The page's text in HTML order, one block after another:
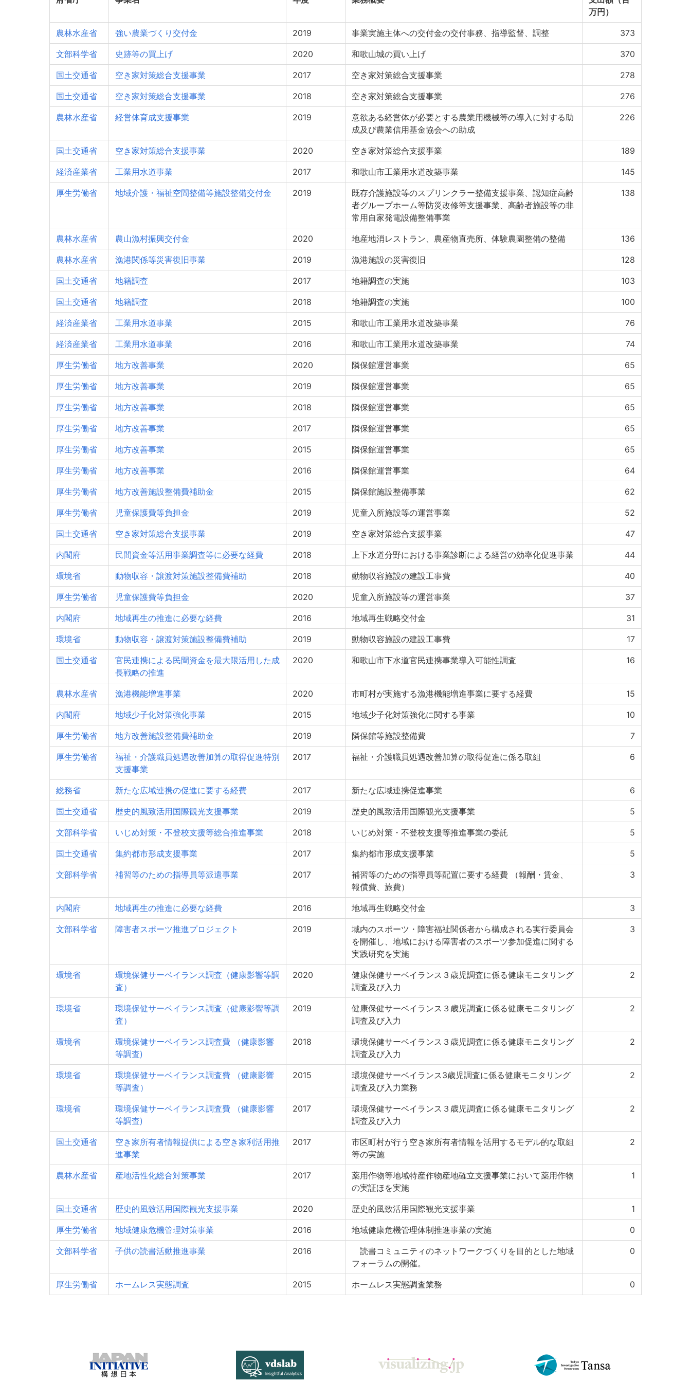
万円）
農林水産省 強い農業づくり交付金 2019 事業実施主体への交付金の交付事務、指導監督、調整 373
文部科学省 史跡等の買上げ 2020 和歌山城の買い上げ 370
国土交通省 空き家対策総合支援事業 2017 空き家対策総合支援事業 278
国土交通省 空き家対策総合支援事業 2018 空き家対策総合支援事業 276
農林水産省 経営体育成支援事業 2019
意欲ある経営体が必要とする農業用機械等の導入に対する助
成及び農業信用基金協会への助成
226
国土交通省 空き家対策総合支援事業 2020 空き家対策総合支援事業 189
経済産業省 工業用水道事業 2017 和歌山市工業用水道改築事業 145
厚生労働省 地域介護・福祉空間整備等施設整備交付金 2019
既存介護施設等のスプリンクラー整備支援事業、認知症高齢
者グループホーム等防災改修等支援事業、高齢者施設等の非
常用自家発電設備整備事業
138
農林水産省 農山漁村振興交付金 2020 地産地消レストラン、農産物直売所、体験農園整備の整備 136
農林水産省 漁港関係等災害復旧事業 2019 漁港施設の災害復旧 128
国土交通省 地籍調査 2017 地籍調査の実施 103
国土交通省 地籍調査 2018 地籍調査の実施 100
経済産業省 工業用水道事業 2015 和歌山市工業用水道改築事業 76
経済産業省 工業用水道事業 2016 和歌山市工業用水道改築事業 74
厚生労働省 地方改善事業 2020 隣保館運営事業 65
厚生労働省 地方改善事業 2019 隣保館運営事業 65
厚生労働省 地方改善事業 2018 隣保館運営事業 65
厚生労働省 地方改善事業 2017 隣保館運営事業 65
厚生労働省 地方改善事業 2015 隣保館運営事業 65
厚生労働省 地方改善事業 2016 隣保館運営事業 64
厚生労働省 地方改善施設整備費補助金 2015 隣保館施設整備事業 62
厚生労働省 児童保護費等負担金 2019 児童入所施設等の運営事業 52
国土交通省 空き家対策総合支援事業 2019 空き家対策総合支援事業 47
内閣府 民間資金等活用事業調査等に必要な経費 2018 上下水道分野における事業診断による経営の効率化促進事業 44
環境省 動物収容・譲渡対策施設整備費補助 2018 動物収容施設の建設工事費 40
厚生労働省 児童保護費等負担金 2020 児童入所施設等の運営事業 37
内閣府 地域再生の推進に必要な経費 2016 地域再生戦略交付金 31
環境省 動物収容・譲渡対策施設整備費補助 2019 動物収容施設の建設工事費 17
国土交通省
官民連携による民間資金を最大限活用した成
長戦略の推進
2020 和歌山市下水道官民連携事業導入可能性調査 16
農林水産省 漁港機能増進事業 2020 市町村が実施する漁港機能増進事業に要する経費 15
内閣府 地域少子化対策強化事業 2015 地域少子化対策強化に関する事業 10
厚生労働省 地方改善施設整備費補助金 2019 隣保館等施設整備費 7
厚生労働省
福祉・介護職員処遇改善加算の取得促進特別
支援事業
2017 福祉・介護職員処遇改善加算の取得促進に係る取組 6
総務省 新たな広域連携の促進に要する経費 2017 新たな広域連携促進事業 6
国土交通省 歴史的風致活用国際観光支援事業 2019 歴史的風致活用国際観光支援事業 5
文部科学省 いじめ対策・不登校支援等総合推進事業 2018 いじめ対策・不登校支援等推進事業の委託 5
国土交通省 集約都市形成支援事業 2017 集約都市形成支援事業 5
文部科学省 補習等のための指導員等派遣事業 2017
補習等のための指導員等配置に要する経費 （報酬・賃金、
報償費、旅費）
3
内閣府 地域再生の推進に必要な経費 2016 地域再生戦略交付金 3
文部科学省 障害者スポーツ推進プロジェクト 2019
域内のスポーツ・障害福祉関係者から構成される実行委員会
を開催し、地域における障害者のスポーツ参加促進に関する
実践研究を実施
3
環境省
環境保健サーベイランス調査（健康影響等調
査）
2020
健康保健サーベイランス３歳児調査に係る健康モニタリング
調査及び入力
2
環境省
環境保健サーベイランス調査（健康影響等調
査）
2019
健康保健サーベイランス３歳児調査に係る健康モニタリング
調査及び入力
2
環境省
環境保健サーベイランス調査費 （健康影響
等調査)
2018
環境保健サーベイランス３歳児調査に係る健康モニタリング
調査及び入力
2
環境省
環境保健サーベイランス調査費 （健康影響
等調査）
2015
環境保健サーベイランス3歳児調査に係る健康モニタリング
調査及び入力業務
2
環境省
環境保健サーベイランス調査費 （健康影響
等調査)
2017
環境保健サーベイランス３歳児調査に係る健康モニタリング
調査及び入力
2
国土交通省
空き家所有者情報提供による空き家利活用推
進事業
2017
市区町村が行う空き家所有者情報を活用するモデル的な取組
等の実施
2
農林水産省 産地活性化総合対策事業 2017
薬用作物等地域特産作物産地確立支援事業において薬用作物
の実証ほを実施
1
国土交通省 歴史的風致活用国際観光支援事業 2020 歴史的風致活用国際観光支援事業 1
厚生労働省 地域健康危機管理対策事業 2016 地域健康危機管理体制推進事業の実施 0
文部科学省 子供の読書活動推進事業 2016
読書コミュニティのネットワークづくりを目的とした地域
フォーラムの開催。
0
厚生労働省 ホームレス実態調査 2015 ホームレス実態調査業務 0